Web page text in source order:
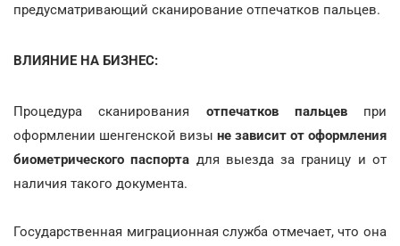
предусматривающий сканирование отпечатков пальцев.
ВЛИЯНИЕ НА БИЗНЕС:
Процедура сканирования отпечатков пальцевпри
оформлении шенгенской визы не зависит от оформления
биометрического паспорта для выезда за границу и от
наличия такого документа.
Государственная миграционная служба отмечает, что она